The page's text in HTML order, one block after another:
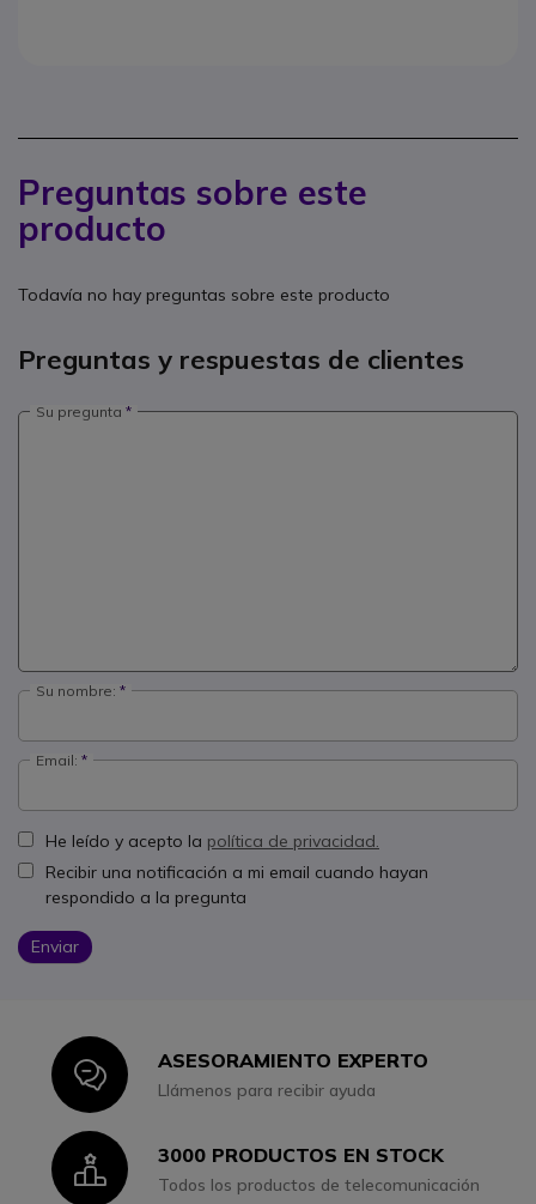
Preguntas sobre este
producto
Todavía no hay preguntas sobre este producto
Preguntas y respuestas de clientes
Su pregunta
Su nombre:
Email:
He leído y acepto la política de privacidad.
Recibir una notificación a mi email cuando hayan
respondido a la pregunta
Enviar
IconASESORAMIENTO EXPERTO
Llámenos para recibir ayuda
Icon3000 PRODUCTOS EN STOCK
Todos los productos de telecomunicación